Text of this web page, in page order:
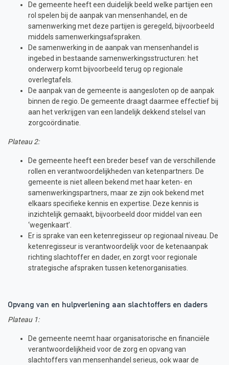
De gemeente heeft een duidelijk beeld welke partijen een
rol spelen bij de aanpak van mensenhandel, en de
samenwerking met deze partijen is geregeld, bijvoorbeeld
middels samenwerkingsafspraken.
De samenwerking in de aanpak van mensenhandel is
ingebed in bestaande samenwerkingsstructuren: het
onderwerp komt bijvoorbeeld terug op regionale
overlegtafels.
De aanpak van de gemeente is aangesloten op de aanpak
binnen de regio. De gemeente draagt daarmee effectief bij
aan het verkrijgen van een landelijk dekkend stelsel van
zorgcoördinatie.
Plateau 2:
De gemeente heeft een breder besef van de verschillende
rollen en verantwoordelijkheden van ketenpartners. De
gemeente is niet alleen bekend met haar keten- en
samenwerkingspartners, maar ze zijn ook bekend met
elkaars specifieke kennis en expertise. Deze kennis is
inzichtelijk gemaakt, bijvoorbeeld door middel van een
‘wegenkaart’.
Er is sprake van een ketenregisseur op regionaal niveau. De
ketenregisseur is verantwoordelijk voor de ketenaanpak
richting slachtoffer en dader, en zorgt voor regionale
strategische afspraken tussen ketenorganisaties.
Opvang van en hulpverlening aan slachtoffers en daders
Plateau 1:
De gemeente neemt haar organisatorische en financiële
verantwoordelijkheid voor de zorg en opvang van
slachtoffers van mensenhandel serieus, ook waar de